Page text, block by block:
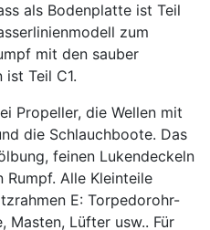
als Bodenplatte ist Teil
zum
mit den sauber
Teil C1.
Propeller, die Wellen mit
die Schlauchboote. Das
feinen Lukendeckeln
Alle Kleinteile
E: Torpedorohr-
Masten, Lüfter usw.. Für